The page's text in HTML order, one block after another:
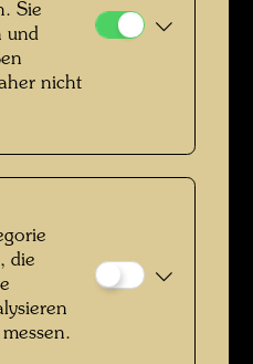
Sie
und
nicht
die